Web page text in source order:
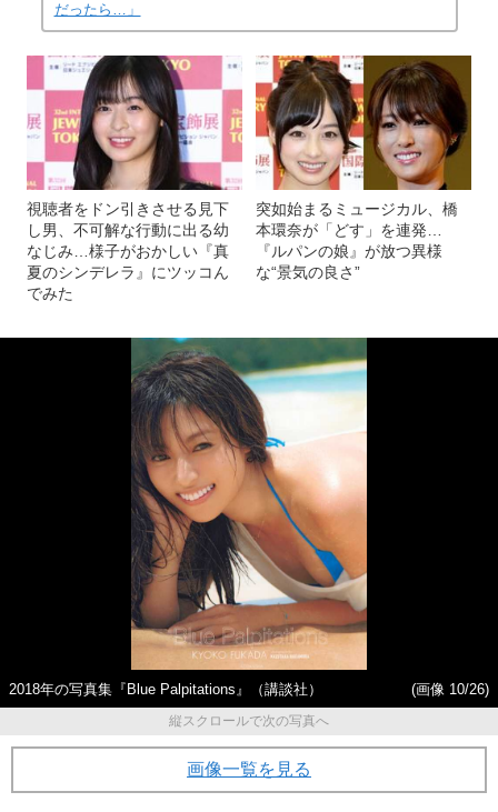
だったら…」
視聴者をドン引きさせる見下
し男、不可解な行動に出る幼
なじみ…様子がおかしい『真
夏のシンデレラ』にツッコん
でみた
突如始まるミュージカル、橋
本環奈が「どす」を連発…
『ルパンの娘』が放つ異様
な“景気の良さ”
2018年の写真集『Blue Palpitations』（講談社）
(画像 10/26)
縦スクロールで次の写真へ
画像一覧を見る